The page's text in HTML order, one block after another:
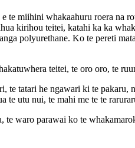
te miihini whakaahuru roera na
kirihou teitei, katahi ka ka
polyurethane. Ko te pereti
teitei, te oro oro, te
tatari he ngawari ki te
te utu nui, te mahi me te te
waro parawai ko te